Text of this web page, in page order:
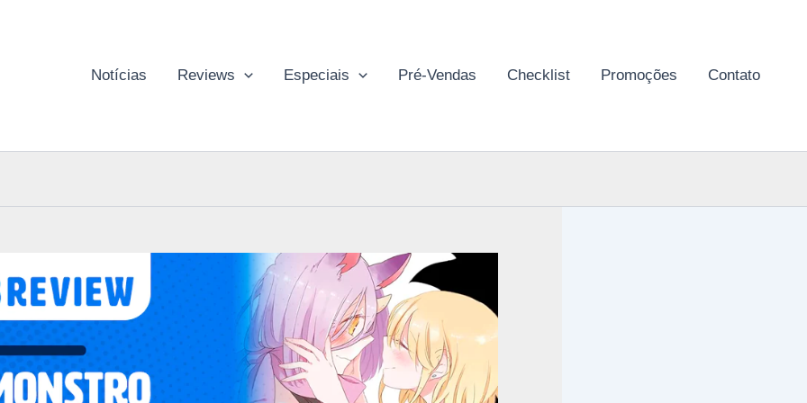
Notícias Reviews Especiais Pré-Vendas Checklist Promoções Contato